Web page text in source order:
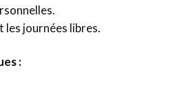
les journées libres.
: